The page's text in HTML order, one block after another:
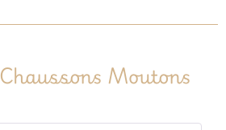
Chaussons Moutons